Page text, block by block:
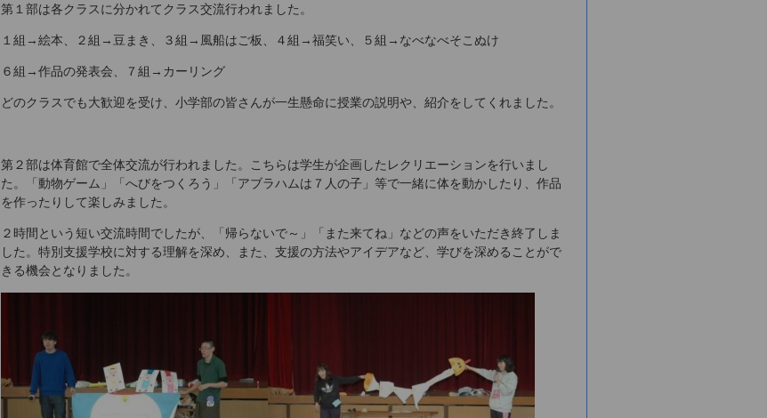
第１部は各クラスに分かれてクラス交流行われました。
１組→絵本、２組→豆まき、３組→風船はご板、４組→福笑い、５組→なべなべそこぬけ
６組→作品の発表会、７組→カーリング
どのクラスでも大歓迎を受け、小学部の皆さんが一生懸命に授業の説明や、紹介をしてくれました。
第２部は体育館で全体交流が行われました。こちらは学生が企画したレクリエーションを行いまし
た。「動物ゲーム」「へびをつくろう」「アブラハムは７人の子」等で一緒に体を動かしたり、作品
を作ったりして楽しみました。
２時間という短い交流時間でしたが、「帰らないで～」「また来てね」などの声をいただき終了しま
した。特別支援学校に対する理解を深め、また、支援の方法やアイデアなど、学びを深めることがで
きる機会となりました。